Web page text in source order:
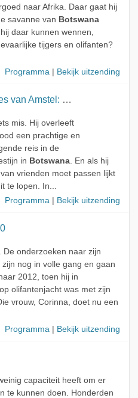
naar Afrika. Daar gaat hij
savanne van Botswana
daar kunnen wennen,
tijgers en olifanten?
Programma | Bekijk uitzending
De man die ik niet wilde worden
mis. Hij overleeft
een prachtige en
reis in de
in Botswana. En als hij
vrienden moet passen lijkt
te lopen. In...
Programma | Bekijk uitzending
De onderzoeken naar zijn
zijn nog in volle gang en gaan
2012, toen hij in
olifantenjacht was met zijn
vrouw, Corinna, doet nu een
Programma | Bekijk uitzending
capaciteit heeft om er
te kunnen doen. Honderden